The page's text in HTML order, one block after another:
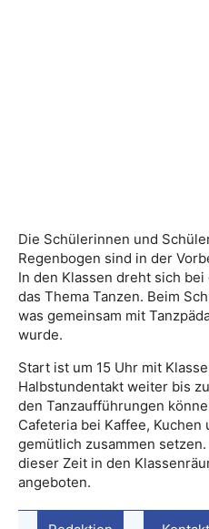
Die Schülerinnen und
Regenbogen sind in der
In den Klassen dreht sich
das Thema Tanzen. Beim
was gemeinsam mit
wurde.
Start ist um 15 Uhr mit
Halbstundentakt weiter bis
den Tanzaufführungen
Cafeteria bei Kaffee, Kuchen
gemütlich zusammen
dieser Zeit in den
angeboten.